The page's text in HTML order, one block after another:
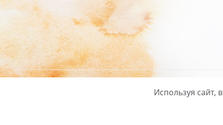
Политика
Используя сайт,